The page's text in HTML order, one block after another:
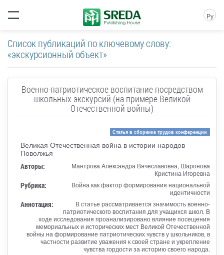
Ру
Список публикаций по ключевому слову:
«экскурсионный объект»
Военно-патриотическое воспитание посредством
школьных экскурсий (на примере Великой
Отечественной войны)
Статья в сборнике трудов конференции
Великая Отечественная война в истории народов
Поволжья
Авторы:
Мантрова Александра Вячеславовна, Шаронова
Кристина Игоревна
Рубрика:
Война как фактор формирования национальной
идентичности
Аннотация:
В статье рассматривается значимость военно-
патриотического воспитания для учащихся школ. В
ходе исследования проанализировано влияние посещения
мемориальных и исторических мест Великой Отечественной
войны на формирование патриотических чувств у школьников, в
частности развитие уважения к своей стране и укрепление
чувства гордости за историю своего народа.